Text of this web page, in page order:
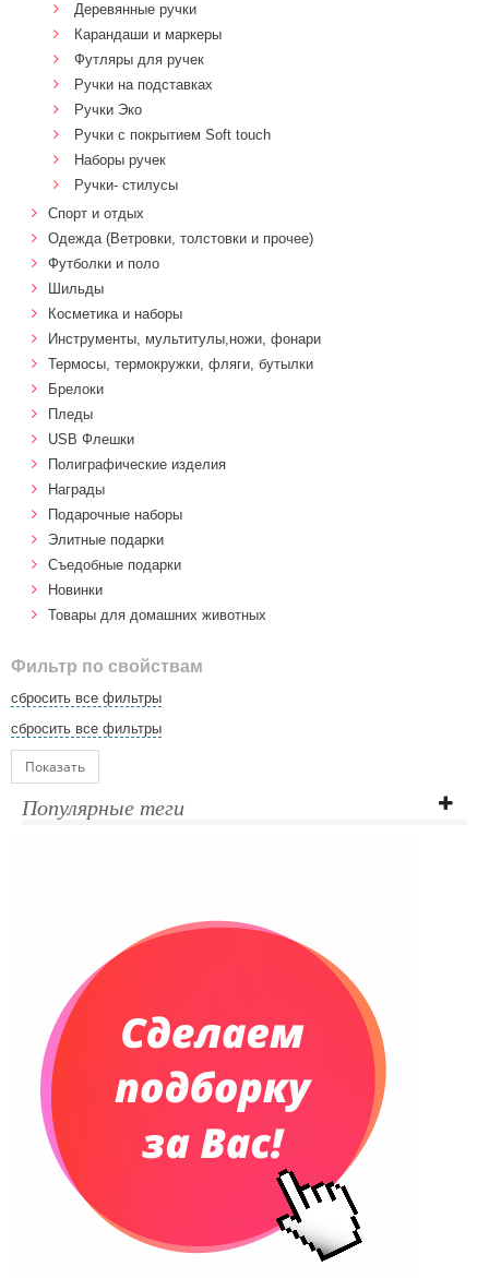
Деревянные ручки
Карандаши и маркеры
Футляры для ручек
Ручки на подставках
Ручки Эко
Ручки с покрытием Soft touch
Наборы ручек
Ручки- стилусы
Спорт и отдых
Одежда (Ветровки, толстовки и прочее)
Футболки и поло
Шильды
Косметика и наборы
Инструменты, мультитулы,ножи, фонари
Термосы, термокружки, фляги, бутылки
Брелоки
Пледы
USB Флешки
Полиграфические изделия
Награды
Подарочные наборы
Элитные подарки
Cъедобные подарки
Новинки
Товары для домашних животных
Фильтр по свойствам
сбросить все фильтры
сбросить все фильтры
Показать
Популярные теги